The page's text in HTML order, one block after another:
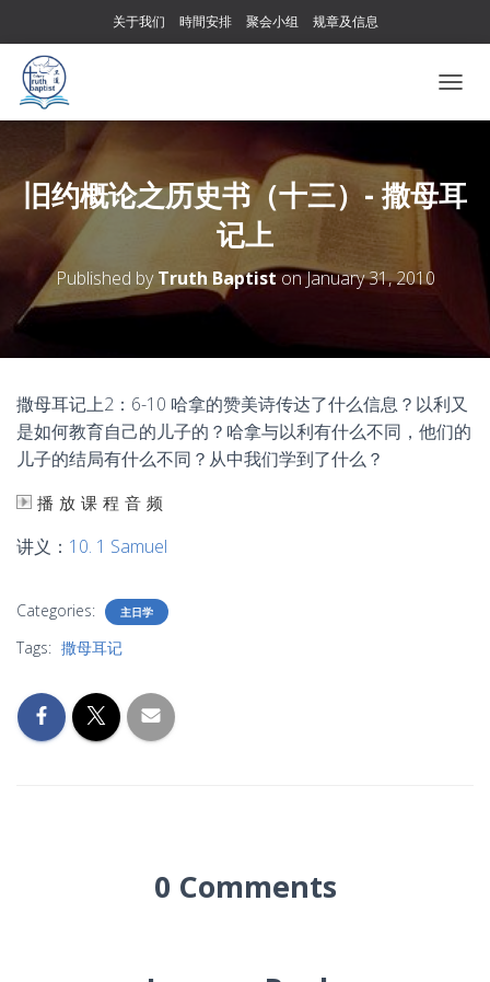
关于我们 時間安排 聚会小组 规章及信息
O
L
E
N
旧约概论之历史书（十三）- 撒母耳
记上
Published byTruth BaptistonJanuary 31, 2010
撒母耳记上2：6-10 哈拿的赞美诗传达了什么信息？以利又
是如何教育自己的儿子的？哈拿与以利有什么不同，他们的
儿子的结局有什么不同？从中我们学到了什么？
播放课程音频
讲义： 10. 1 Samuel
Categories: 主日学
Tags: 撒母耳记
0 Comments